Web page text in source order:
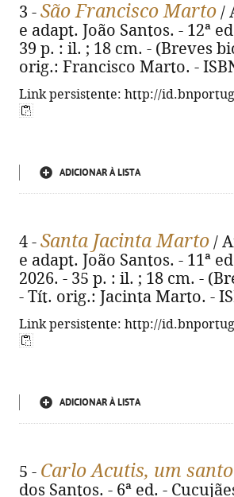
3 - São Francisco Marto /
e adapt. João Santos. - 12ª
39 p. : il. ; 18 cm. - (Breves
orig.: Francisco Marto. -
Link persistente: http://
ADICIONAR À LISTA
4 - Santa Jacinta Marto /
e adapt. João Santos. - 11ª
2026. - 35 p. : il. ; 18 cm. -
- Tít. orig.: Jacinta Marto. -
Link persistente: http://
ADICIONAR À LISTA
5 - Carlo Acutis, um
dos Santos. - 6ª ed. -